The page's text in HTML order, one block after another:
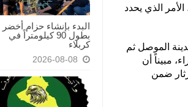
البدء بإنشاء حزام أخضر
بطول 90 كيلومتراً في
كربلاء
2026-08-08
الذي يحدد
الموصل ثم
مبيناً أن
ضمن